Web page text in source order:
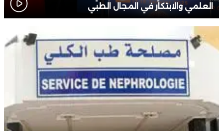
العلمي والابتكار في المجال الطبي